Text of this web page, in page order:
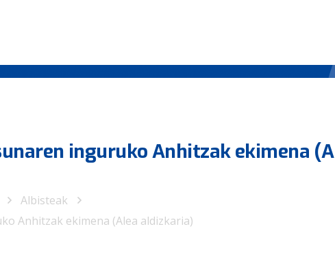
inguruko Anhitzak ekimena
Albisteak
Anhitzak ekimena (Alea aldizkaria)